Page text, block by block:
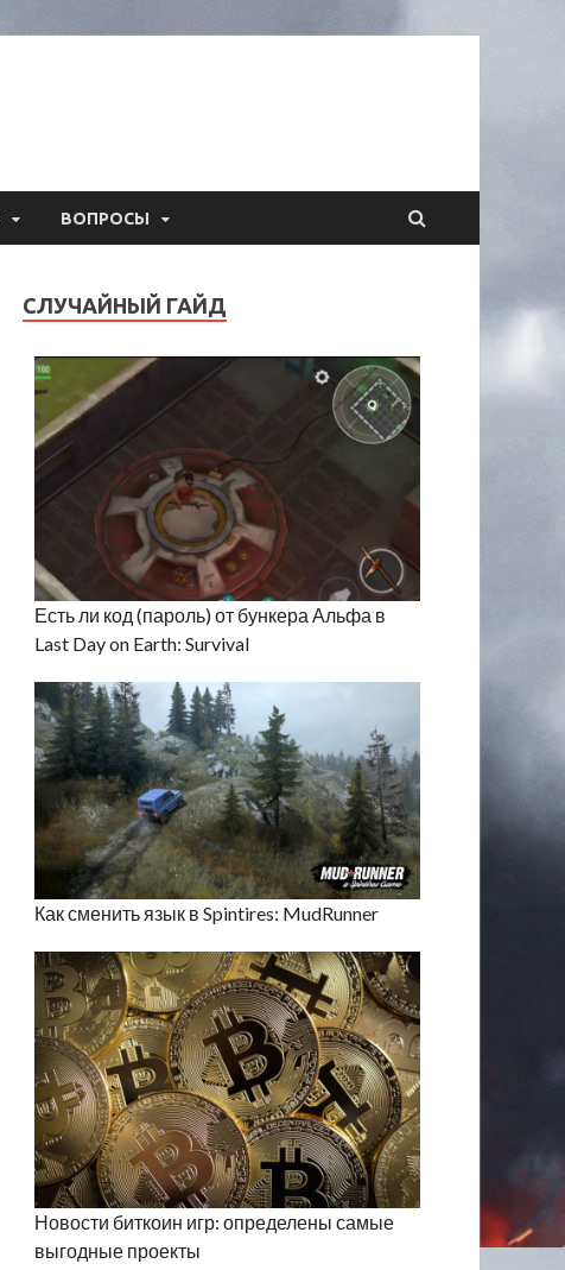
ВОПРОСЫ
СЛУЧАЙНЫЙ ГАЙД
Есть ли код (пароль) от бункера Альфа в
Last Day on Earth: Survival
Как сменить язык в Spintires: MudRunner
Новости биткоин игр: определены самые
выгодные проекты